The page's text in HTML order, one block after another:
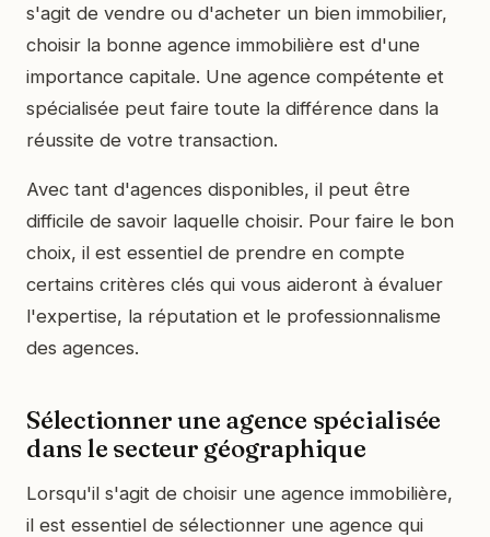
s'agit de vendre ou d'acheter un bien immobilier,
choisir la bonne agence immobilière est d'une
importance capitale. Une agence compétente et
spécialisée peut faire toute la différence dans la
réussite de votre transaction.
Avec tant d'agences disponibles, il peut être
difficile de savoir laquelle choisir. Pour faire le bon
choix, il est essentiel de prendre en compte
certains critères clés qui vous aideront à évaluer
l'expertise, la réputation et le professionnalisme
des agences.
Sélectionner une agence spécialisée
dans le secteur géographique
Lorsqu'il s'agit de choisir une agence immobilière,
il est essentiel de sélectionner une agence qui